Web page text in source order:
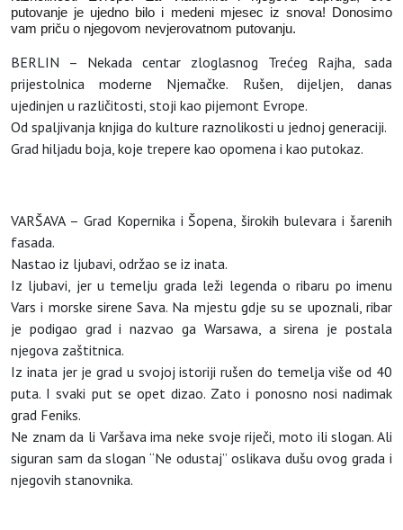
putovanje je ujedno bilo i medeni mjesec iz snova! Donosimo
vam priču o njegovom nevjerovatnom putovanju.
BERLIN – Nekada centar zloglasnog Trećeg Rajha, sada
prijestolnica moderne Njemačke. Rušen, dijeljen, danas
ujedinjen u različitosti, stoji kao pijemont Evrope.
Od spaljivanja knjiga do kulture raznolikosti u jednoj generaciji.
Grad hiljadu boja, koje trepere kao opomena i kao putokaz.
VARŠAVA – Grad Kopernika i Šopena, širokih bulevara i šarenih
fasada.
Nastao iz ljubavi, održao se iz inata.
Iz ljubavi, jer u temelju grada leži legenda o ribaru po imenu
Vars i morske sirene Sava. Na mjestu gdje su se upoznali, ribar
je podigao grad i nazvao ga Warsawa, a sirena je postala
njegova zaštitnica.
Iz inata jer je grad u svojoj istoriji rušen do temelja više od 40
puta. I svaki put se opet dizao. Zato i ponosno nosi nadimak
grad Feniks.
Ne znam da li Varšava ima neke svoje riječi, moto ili slogan. Ali
siguran sam da slogan “Ne odustaj” oslikava dušu ovog grada i
njegovih stanovnika.